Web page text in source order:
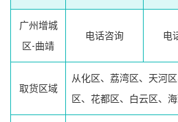
广州增城
区-曲靖
电话咨询 电
取货区域
从化区、荔湾区、天河
区、花都区、白云区、